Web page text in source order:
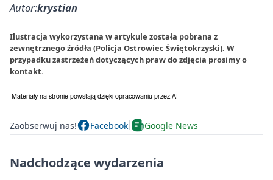
Autor:krystian
Ilustracja wykorzystana w artykule została pobrana z
zewnętrznego źródła (Policja Ostrowiec Świętokrzyski). W
przypadku zastrzeżeń dotyczących praw do zdjęcia prosimy o
kontakt.
Zaobserwuj nas! Facebook Google News
Nadchodzące wydarzenia